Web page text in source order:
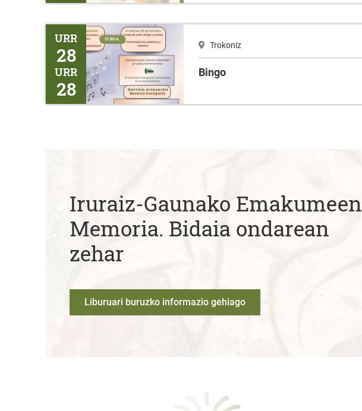
URR
28
URR
28
Trokoniz
Bingo
Iruraiz-Gaunako Emakumeen
Memoria. Bidaia ondarean
zehar
Liburuari buruzko informazio gehiago